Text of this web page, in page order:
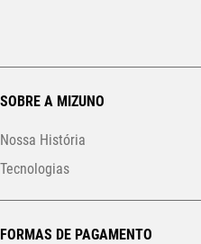
SOBRE A MIZUNO
Nossa História
Tecnologias
FORMAS DE PAGAMENTO